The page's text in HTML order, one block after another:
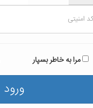
مرا به خاطر بسپار
ورود